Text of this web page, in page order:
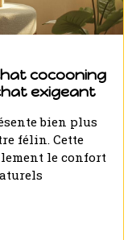
cocooning
exigeant
bien plus
félin. Cette
le confort